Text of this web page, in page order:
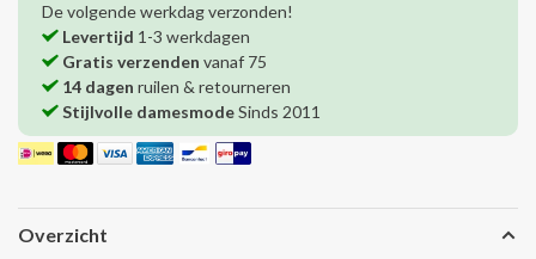
De volgende werkdag verzonden!
Levertijd 1-3 werkdagen
Gratis verzenden vanaf 75
14 dagen ruilen & retourneren
Stijlvolle damesmodeSinds 2011
Overzicht